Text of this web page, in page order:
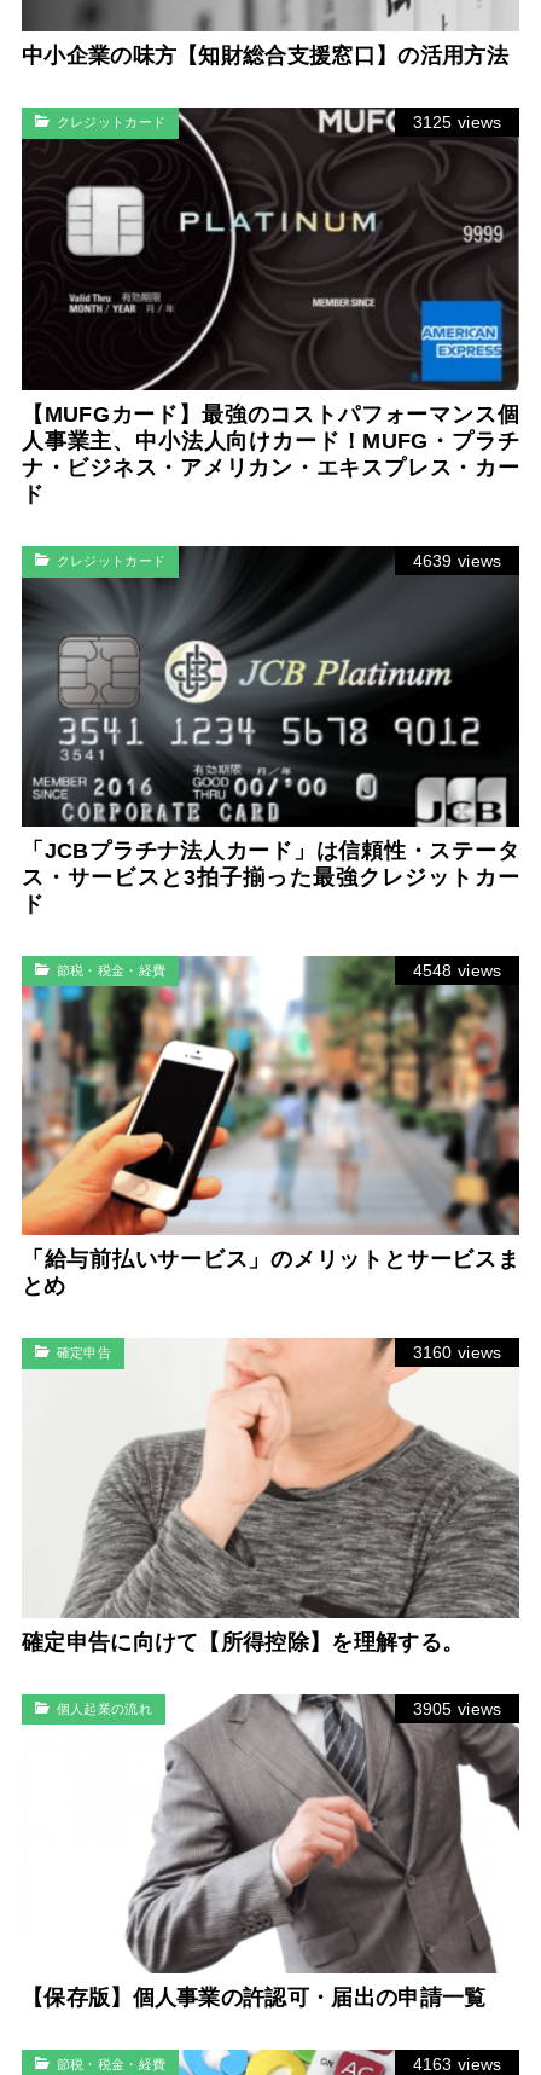
中小企業の味方【知財総合支援窓口】の活用方法
クレジットカード 3125 views
【MUFGカード】最強のコストパフォーマンス個
人事業主、中小法人向けカード！MUFG・プラチ
ナ・ビジネス・アメリカン・エキスプレス・カー
ド
クレジットカード 4639 views
「JCBプラチナ法人カード」は信頼性・ステータ
ス・サービスと3拍子揃った最強クレジットカー
ド
節税・税金・経費 4548 views
「給与前払いサービス」のメリットとサービスま
とめ
確定申告 3160 views
確定申告に向けて【所得控除】を理解する。
個人起業の流れ 3905 views
【保存版】個人事業の許認可・届出の申請一覧
節税・税金・経費 4163 views